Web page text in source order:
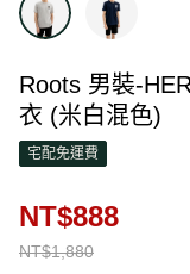
Roots 男裝-
衣 (米白混色)
宅配免運費
NT$1,880
NT$888